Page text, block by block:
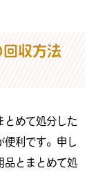
収方法
とめて処分した
便利です。申し
品とまとめて処